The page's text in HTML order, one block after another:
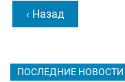
‹ Назад
ПОСЛЕДНИЕ НОВОСТИ